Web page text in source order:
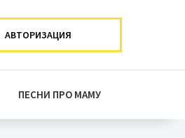
АВТОРИЗАЦИЯ
ПЕСНИ ПРО МАМУ